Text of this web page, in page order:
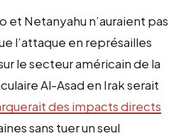
et Netanyahu n’auraient pas
l’attaque en représailles
le secteur américain de la
Al-Asad en Irak serait
des impacts directs
sans tuer un seul